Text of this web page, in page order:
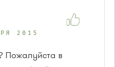
2015
Пожалуйста в